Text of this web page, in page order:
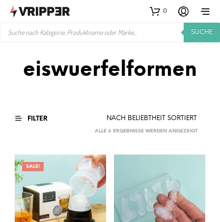
0
PRODUCTS
SUCHE
eiswuerfelformen
FILTER
ALLE 6 ERGEBNISSE WERDEN ANGEZEIGTNACH
SALE!